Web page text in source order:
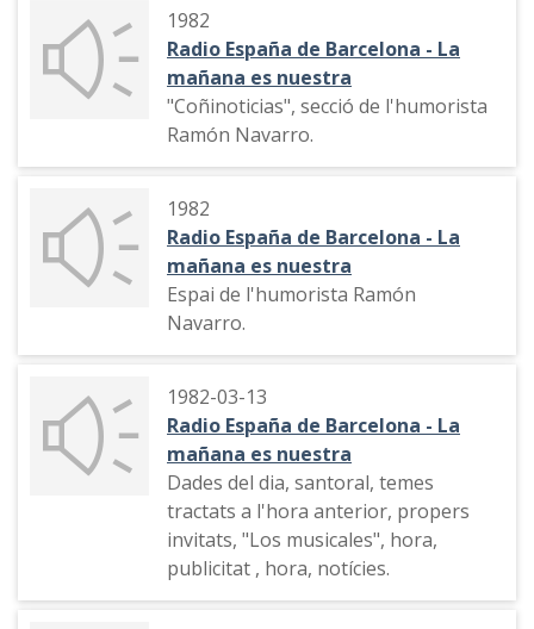
1982
Radio España de Barcelona - La
mañana es nuestra
"Coñinoticias", secció de l'humorista
Ramón Navarro.
1982
Radio España de Barcelona - La
mañana es nuestra
Espai de l'humorista Ramón
Navarro.
1982-03-13
Radio España de Barcelona - La
mañana es nuestra
Dades del dia, santoral, temes
tractats a l'hora anterior, propers
invitats, "Los musicales", hora,
publicitat , hora, notícies.